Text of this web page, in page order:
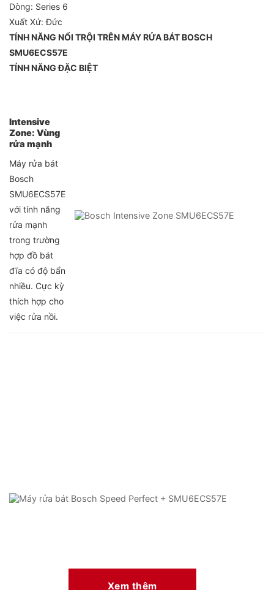
Dòng: Series 6
Xuất Xứ: Đức
TÍNH NĂNG NỔI TRỘI TRÊN MÁY RỬA BÁT BOSCH
SMU6ECS57E
TÍNH NĂNG ĐẶC BIỆT
Intensive
Zone: Vùng
rửa mạnh
Máy rửa bát
Bosch
SMU6ECS57E
với tính năng
rửa mạnh
trong trường
hợp đồ bát
đĩa có độ bẩn
nhiều. Cực kỳ
thích hợp cho
việc rửa nồi.
Xem thêm